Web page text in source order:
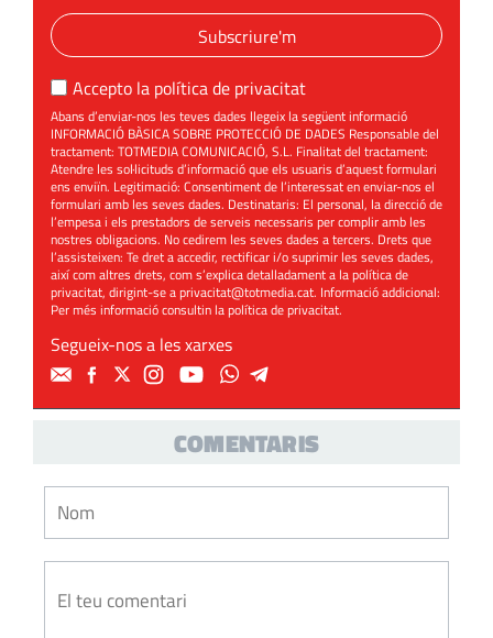
Subscriure'm
Accepto la política de privacitat
Abans d’enviar-nos les teves dades llegeix la següent informació
INFORMACIÓ BÀSICA SOBRE PROTECCIÓ DE DADES Responsable del
tractament: TOTMEDIA COMUNICACIÓ, S.L. Finalitat del tractament:
Atendre les sol·licituds d’informació que els usuaris d’aquest formulari
ens enviïn. Legitimació: Consentiment de l’interessat en enviar-nos el
formulari amb les seves dades. Destinataris: El personal, la direcció de
l’empesa i els prestadors de serveis necessaris per complir amb les
nostres obligacions. No cedirem les seves dades a tercers. Drets que
l’assisteixen: Te dret a accedir, rectificar i/o suprimir les seves dades,
així com altres drets, com s’explica detalladament a la política de
privacitat, dirigint-se aprivacitat@totmedia.cat. Informació addicional:
Per més informació consultin lapolítica de privacitat.
Segueix-nos a les xarxes
COMENTARIS